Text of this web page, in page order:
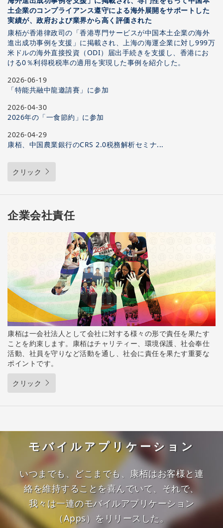
土企業のコンプライアンス遵守による海外展開をサポートした
実績が、政府および業界から高く評価された
康栢が香港律政司の「香港専門サービスが中国本土企業の海外
進出成功事例を支援」に掲載され、上海の海運企業に対し999万
米ドルの海外直接投資（ODI）届出手続きを支援し、香港にお
ける0％利得税税率の適用を実現した事例を紹介した。
2026-06-19
「特能共融中龍邀請賽」に参加
2026-04-30
2026年の「一食節約」に参加
2026-04-29
康栢、中国農業銀行のCRS 2.0税務解析セミナ...
クリック
企業会社責任
康栢は一会社法人として会社に対する様々の形で責任を果たす
ことを約束します。康栢はチャリティー、環境保護、社会奉仕
活動、社員を守りなど活動を通し、社会に責任を果たす重要な
ポイントです。
クリック
モバイルアプリケーション
いつまでも、どこまでも、康栢はお客様と連
絡を維持することを喜んでいて、それで、
我々は一連のモバイルアプリケーション
（Apps）をリリースした。